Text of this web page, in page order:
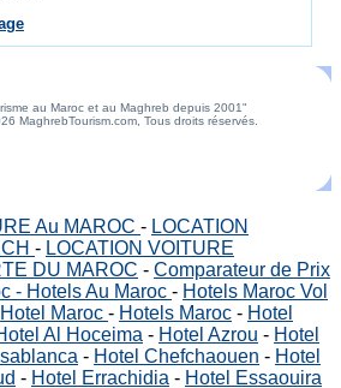
au Maroc et au Maghreb depuis 2001"
MaghrebTourism.com, Tous droits réservés.
Au MAROC - LOCATION
- LOCATION VOITURE
DU MAROC - Comparateur de Prix
- Hotels Au Maroc - Hotels Maroc Vol
Hotel Maroc - Hotels Maroc - Hotel
Al Hoceima - Hotel Azrou - Hotel
- Hotel Chefchaouen - Hotel
- Hotel Errachidia - Hotel Essaouira